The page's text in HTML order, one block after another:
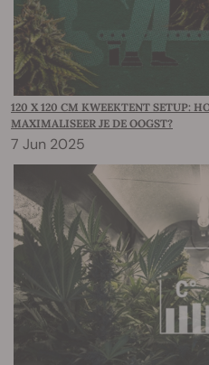
120 X 120 CM KWEEKTENT SETUP:
MAXIMALISEER JE DE OOGST?
7 Jun 2025